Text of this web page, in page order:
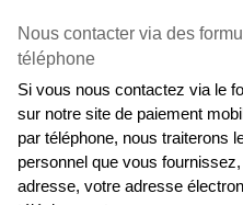
Nous contacter via des
téléphone
Si vous nous contactez via le
sur notre site de paiement
par téléphone, nous traiterons
personnel que vous
adresse, votre adresse